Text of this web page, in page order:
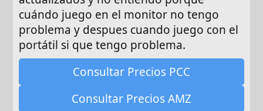
cuándo juego en el monitor no tengo
problema y despues cuando juego con el
portátil si que tengo problema.
Consultar Precios PCC
Consultar Precios AMZ